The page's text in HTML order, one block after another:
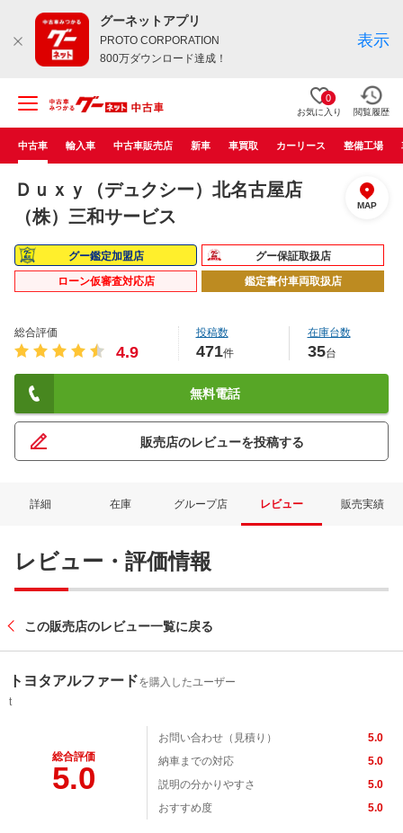
グーネットアプリ
PROTO CORPORATION
800万ダウンロード達成！
表示
0
お気に入り 閲覧履歴
中古車 輸入車 中古車販売店 新車 車買取 カーリース 整備工場
Ｄｕｘｙ（デュクシー）北名古屋店
（株）三和サービス
MAP
グー鑑定加盟店
グー保証取扱店
ローン仮審査対応店
鑑定書付車両取扱店
総合評価
4.9
投稿数
471件
在庫台数
35台
無料電話
販売店のレビューを投稿する
詳細 在庫 グループ店 レビュー 販売実績
レビュー・評価情報
この販売店のレビュー一覧に戻る
トヨタアルファードを購入したユーザー
t
総合評価
5.0
お問い合わせ（見積り）
5.0
納車までの対応
5.0
説明の分かりやすさ
5.0
おすすめ度
5.0